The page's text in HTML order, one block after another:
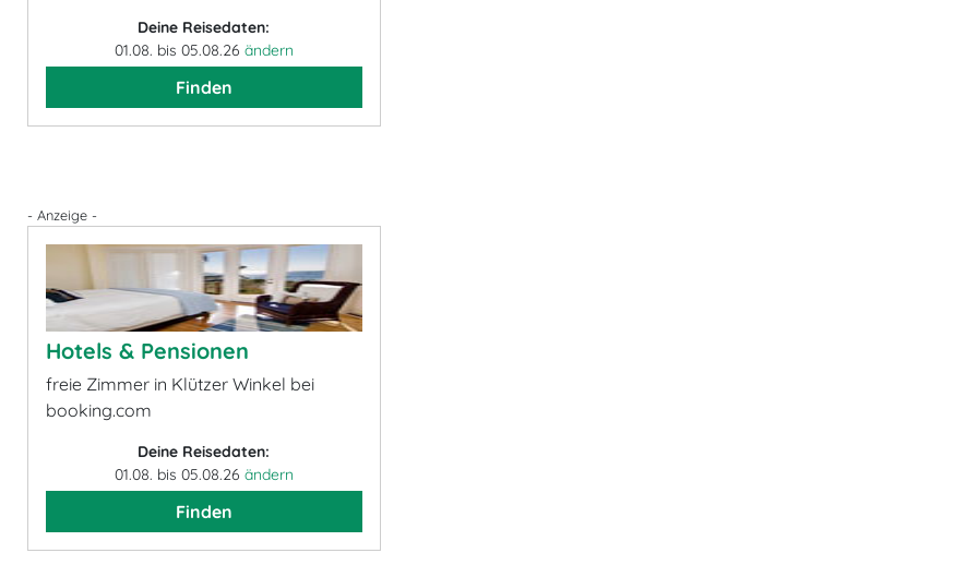
Deine Reisedaten:
01.08. bis 05.08.26 ändern
Finden
- Anzeige -
Hotels & Pensionen
freie Zimmer in Klützer Winkel bei
booking.com
Deine Reisedaten:
01.08. bis 05.08.26 ändern
Finden